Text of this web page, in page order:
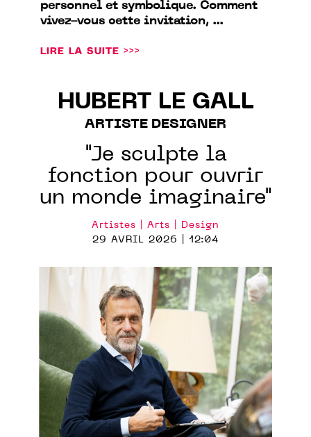
personnel et symbolique. Comment
vivez-vous cette invitation, ...
LIRE LA SUITE >>>
HUBERT LE GALL
ARTISTE DESIGNER
"Je sculpte la
fonction pour ouvrir
un monde imaginaire"
Artistes | Arts | Design
29 AVRIL 2026 | 12:04